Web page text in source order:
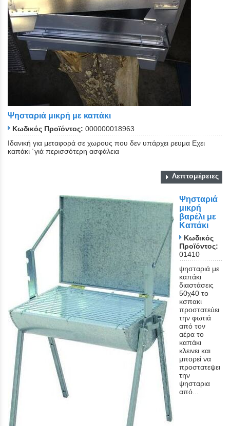
Ψησταριά μικρή με καπάκι
Κωδικός Προϊόντος: 000000018963
Ιδανική για μεταφορά σε χωρους που δεν υπάρχει ρευμα Εχει
καπάκι ΄γιά περισσότερη ασφάλεια
Λεπτομέρειες
Ψησταριά
μικρή
βαρέλι με
Καπάκι
Κωδικός
Προϊόντος:
01410
ψησταριά με
καπάκι
διαστάσεις
50χ40 το
κσπακι
προστατεύει
την φωτιά
από τον
αέρα το
καπάκι
κλεινει και
μπορεί να
προστατεψει
την
ψησταρια
από...